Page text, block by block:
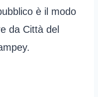
è il modo
da Città del